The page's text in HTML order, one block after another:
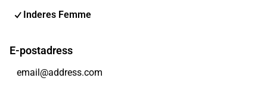
Inderes Femme
E-postadress